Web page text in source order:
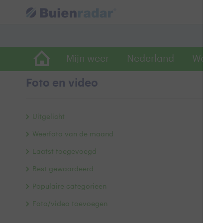
Mijn weer Nederland
Foto en video
Uitgelicht
Weerfoto van de maand
Laatst toegevoegd
Best gewaardeerd
Populaire categorieën
Foto/video toevoegen